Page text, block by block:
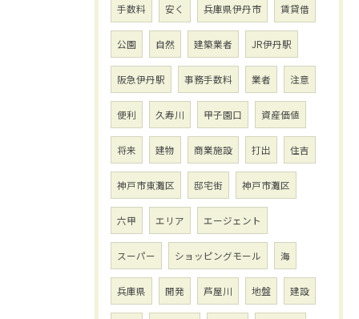
手数料 安く 兵庫県伊丹市 賃貸借
公園 自然 建築業者 JR伊丹駅
阪急伊丹駅 事務手数料 業者 注意
便利 久寿川 甲子園口 資産価値
将来 建物 商業施設 打出 住吉
神戸市東灘区 邸宅街 神戸市灘区
六甲 エリア エージェント
スーパー ショッピングモール 海
兵庫県 開発 芦屋川 地盤 建設